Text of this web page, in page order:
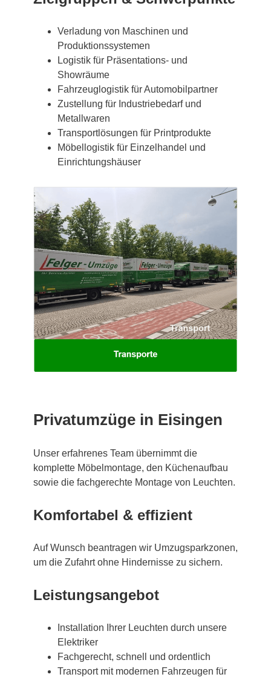
Verladung von Maschinen und
Produktionssystemen
Logistik für Präsentations- und
Showräume
Fahrzeuglogistik für Automobilpartner
Zustellung für Industriebedarf und
Metallwaren
Transportlösungen für Printprodukte
Möbellogistik für Einzelhandel und
Einrichtungshäuser
Privatumzüge in Eisingen
Unser erfahrenes Team übernimmt die
komplette Möbelmontage, den Küchenaufbau
sowie die fachgerechte Montage von Leuchten.
Komfortabel & effizient
Auf Wunsch beantragen wir Umzugsparkzonen,
um die Zufahrt ohne Hindernisse zu sichern.
Leistungsangebot
Installation Ihrer Leuchten durch unsere
Elektriker
Fachgerecht, schnell und ordentlich
Transport mit modernen Fahrzeugen für